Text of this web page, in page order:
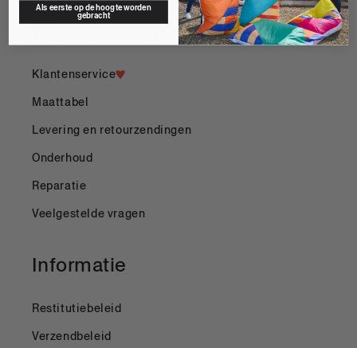
Wij helpen u graag
Klantenservice
Maattabel
Levering en retourzendingen
Onderhoud
Reparatie
Veelgestelde vragen
Informatie
Restitutiebeleid
Verzendbeleid
Als eerste op de hoogte worden
gebracht